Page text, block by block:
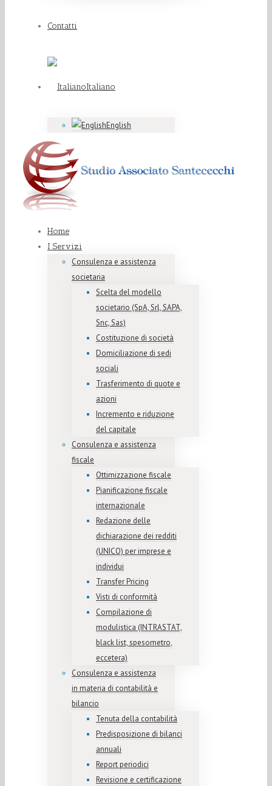
Contatti
Italiano
English
Home
I Servizi
Consulenza e assistenza
societaria
Scelta del modello
societario (SpA, Srl, SAPA,
Snc, Sas)
Costituzione di società
Domiciliazione di sedi
sociali
Trasferimento di quote e
azioni
Incremento e riduzione
del capitale
Consulenza e assistenza
fiscale
Ottimizzazione fiscale
Pianificazione fiscale
internazionale
Redazione delle
dichiarazione dei redditi
(UNICO) per imprese e
individui
Transfer Pricing
Visti di conformità
Compilazione di
modulistica (INTRASTAT,
black list, spesometro,
eccetera)
Consulenza e assistenza
in materia di contabilità e
bilancio
Tenuta della contabilità
Predisposizione di bilanci
annuali
Report periodici
Revisione e certificazione